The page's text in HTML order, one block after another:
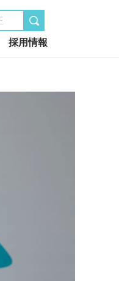
採用情報